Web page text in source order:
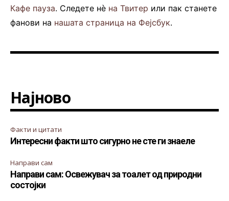
Кафе пауза. Следете нè на Твитер или пак станете
фанови на нашата страница на Фејсбук.
Најново
Факти и цитати
Интересни факти што сигурно не сте ги знаеле
Направи сам
Направи сам: Освежувач за тоалет од природни
состојки